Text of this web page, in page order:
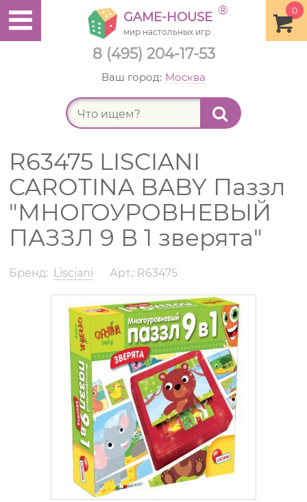
8 (495) 204-17-53
0
GAME-HOUSE ®
мир настольных игр
Ваш город: Москва
R63475 LISCIANI
CAROTINA BABY Паззл
"МНОГОУРОВНЕВЫЙ
ПАЗЗЛ 9 В 1 зверята"
Бренд: Lisciani Арт.: R63475